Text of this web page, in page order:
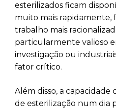
esterilizados ficam
muito mais
trabalho mais
particularmente valioso
investigação ou
fator crítico.
Além disso, a capacidade
de esterilização num dia